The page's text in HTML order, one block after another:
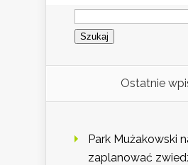
Szukaj:
Ostatnie
Park Mużakowski
zaplanować